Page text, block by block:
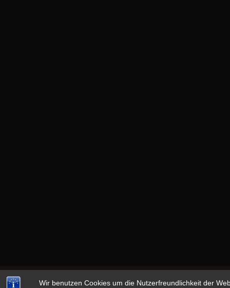
Wir benutzen Cookies um die Nutzerfreundlichkeit der